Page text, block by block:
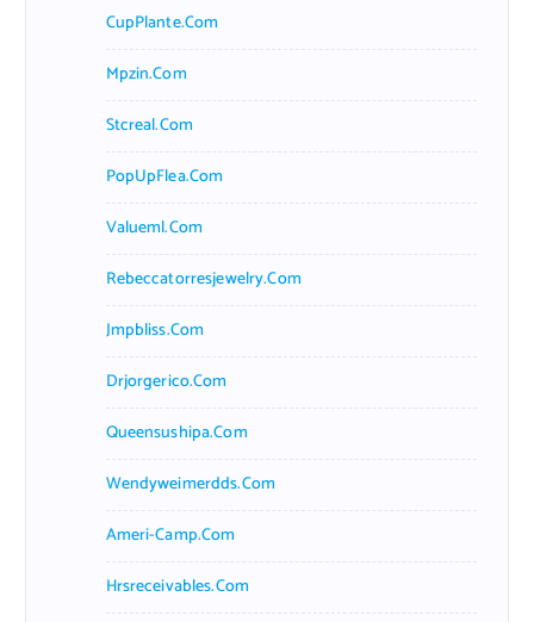
CupPlante.com
Mpzin.com
Stcreal.com
PopUpFlea.com
Valueml.com
Rebeccatorresjewelry.com
Jmpbliss.com
Drjorgerico.com
Queensushipa.com
Wendyweimerdds.com
Ameri-Camp.com
Hrsreceivables.com